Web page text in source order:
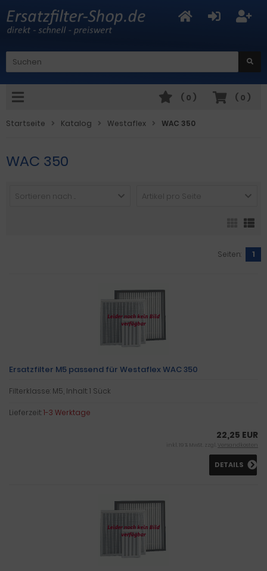
( 0 )
( 0 )
Startseite Katalog Westaflex WAC 350
WAC 350
Sortieren nach ... Artikel pro Seite
Seiten: 1
Ersatzfilter M5 passend für Westaflex WAC 350
Filterklasse: M5, Inhalt: 1 Sück
Lieferzeit:1-3 Werktage
22,25 EUR
inkl. 19 % MwSt. zzgl. Versandkosten
DETAILS